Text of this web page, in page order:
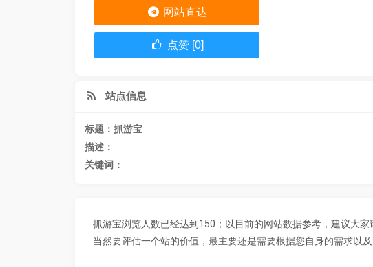
网站直达
点赞 [0]
站点信息
标题：抓游宝
描述：
关键词：
抓游宝浏览人数已经达到150；以目前的网站数据参考，建议大
当然要评估一个站的价值，最主要还是需要根据您自身的需求以